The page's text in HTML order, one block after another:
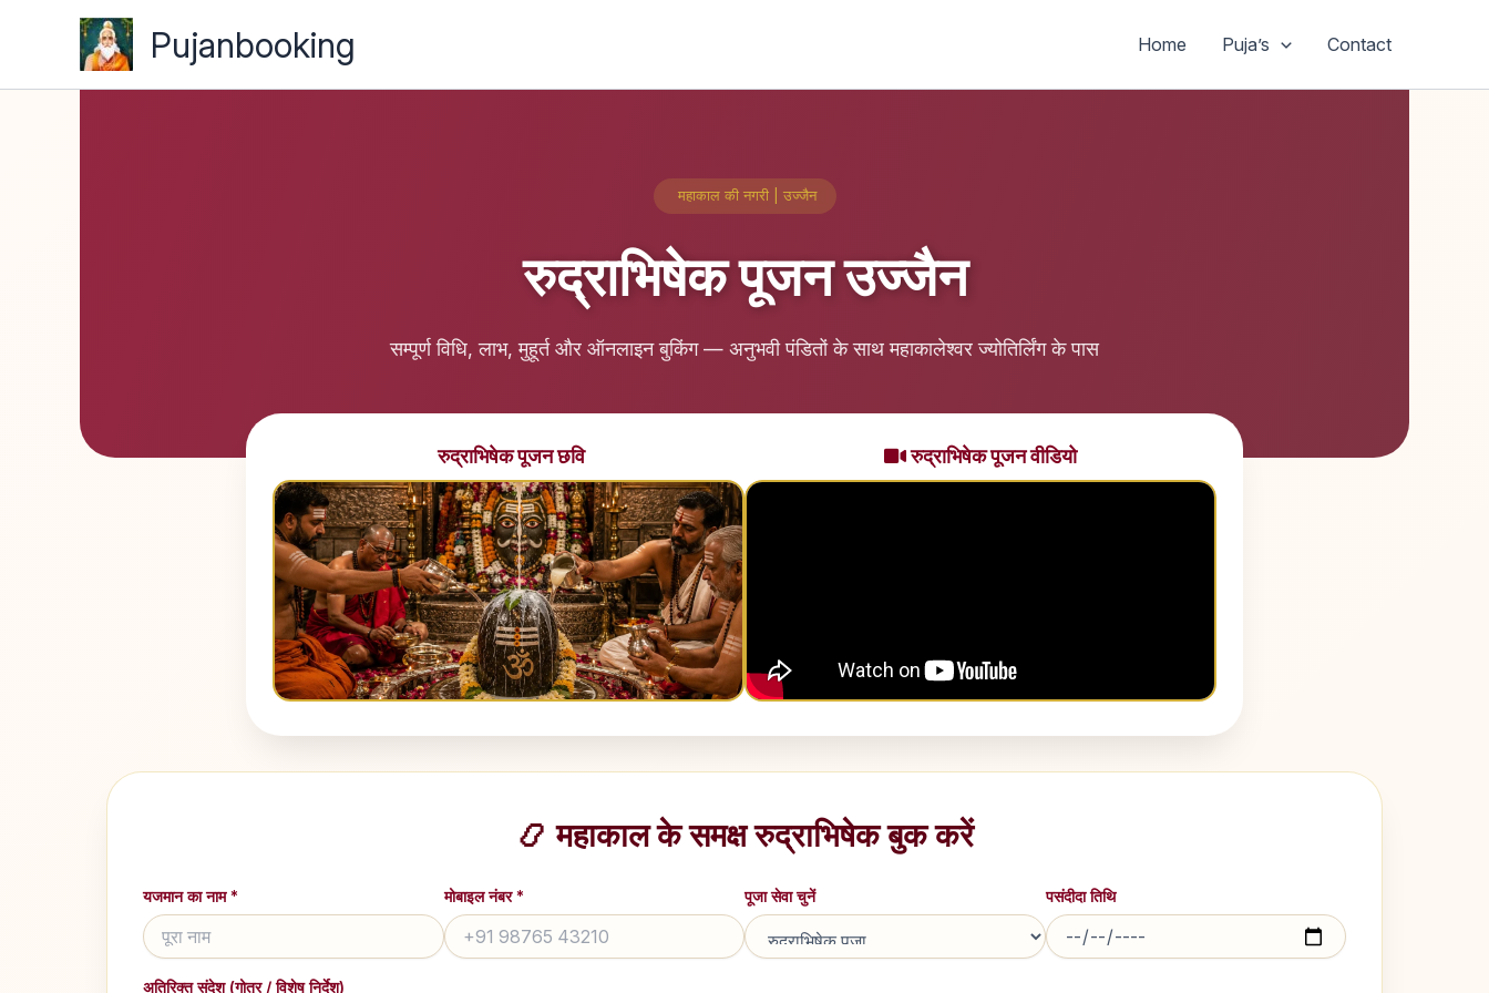
Pujanbooking Home Puja’s Contact
महाकाल की नगरी | उज्जैन
रुद्राभिषेक पूजन उज्जैन
सम्पूर्ण विधि, लाभ, मुहूर्त और ऑनलाइन बुकिंग — अनुभवी पंडितों के साथ महाकालेश्वर ज्योतिर्लिंग के पास
रुद्राभिषेक पूजन छवि रुद्राभिषेक पूजन वीडियो
📿 महाकाल के समक्ष रुद्राभिषेक बुक करें
यजमान का नाम * मोबाइल नंबर * पूजा सेवा चुनें पसंदीदा तिथि
अतिरिक्त संदेश (गोत्र / विशेष निर्देश)